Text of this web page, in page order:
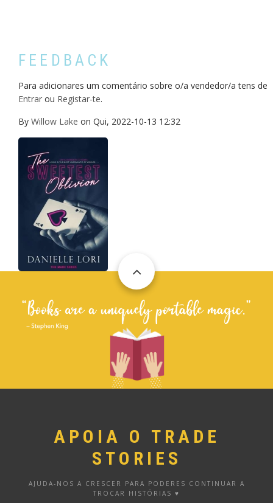
FEEDBACK
Para adicionares um comentário sobre o/a vendedor/a tens de
Entrar ou Registar-te.
By Willow Lake on Qui, 2022-10-13 12:32
APOIA O TRADE
STORIES
AJUDA-NOS A CRESCER PARA PODERES CONTINUAR A
TROCAR HISTÓRIAS ♥